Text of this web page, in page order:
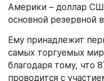
Америки – доллар
основной резервной
Ему принадлежит
самых торгуемых
благодаря тому, что
проводится с